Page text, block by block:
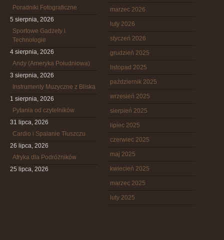
Poradniki Fotograficzne
5 sierpnia, 2026
Sportowe Gadżety i
Technologie
4 sierpnia, 2026
Andy (Ameryka Południowa)
3 sierpnia, 2026
Instrumenty Muzyczne z Bliska
1 sierpnia, 2026
Pytania od czytelników
31 lipca, 2026
Cardio i Spalanie Tłuszczu
26 lipca, 2026
Afryka dla Podróżników
25 lipca, 2026
marzec 2026
luty 2026
styczeń 2026
grudzień 2025
listopad 2025
październik 2025
wrzesień 2025
sierpień 2025
lipiec 2025
czerwiec 2025
maj 2025
kwiecień 2025
marzec 2025
luty 2025